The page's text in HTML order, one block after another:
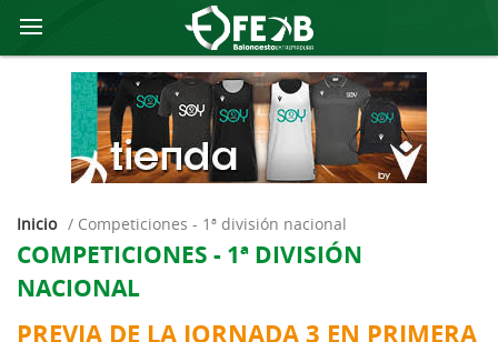
Inicio / competiciones - 1ª división nacional
COMPETICIONES - 1ª DIVISIÓN
NACIONAL
PREVIA DE LA JORNADA 3 EN PRIMERA